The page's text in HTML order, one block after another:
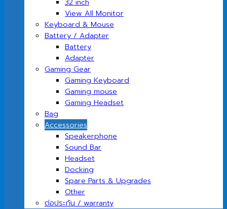
View All Monitor
Keyboard & Mouse
Battery / Adapter
Battery
Adapter
Gaming Gear
Gaming Keyboard
Gaming mouse
Gaming Headset
Bag
Accessories
Speakerphone
Sound Bar
Headset
Docking
Spare Parts & Upgrades
Other
ต่อประกัน / warranty